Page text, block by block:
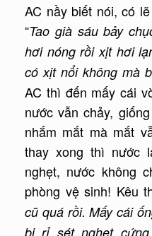
AC nầy biết nói, có
“Tao già sáu bảy
hơi nóng rồi xịt hơi
có xịt nổi không mà
AC thì đến mấy cái
nước vẫn chảy,
nhắm mắt mà mắt
thay xong thì nước
nghẹt, nước không
phòng vệ sinh! Kêu
cũ quá rồi. Mấy cái
bị rỉ sét nghẹt cứng